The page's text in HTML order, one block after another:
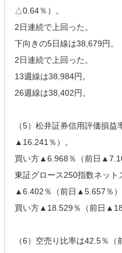
△0.64％）。
2日連続で上回った。
下向きの5日線は38,679円。
2日連続で上回った。
13週線は38,984円。
26週線は38,402円。
（5）松井証券信用評価損
▲16.241％）。
買い方▲6.968％（前日
東証グロース250指数ネッ
▲6.402％（前日▲5.657％）
買い方▲18.529％（前日
（6）空売り比率は42.5％（